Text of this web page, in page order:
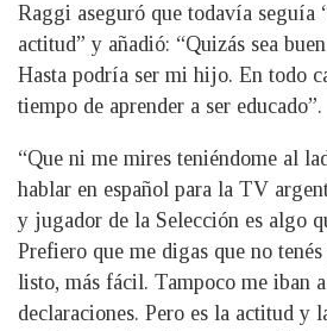
Raggi aseguró que todavía seguía
actitud” y añadió: “Quizás sea
Hasta podría ser mi hijo. En todo
tiempo de aprender a ser educado”.
“Que ni me mires teniéndome al
hablar en español para la TV
y jugador de la Selección es algo
Prefiero que me digas que no
listo, más fácil. Tampoco me iban
declaraciones. Pero es la actitud y